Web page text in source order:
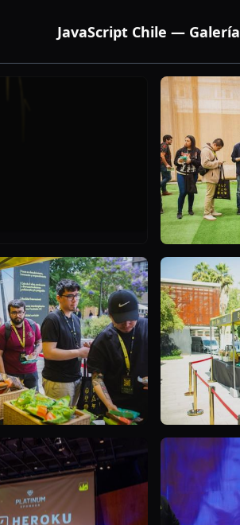
JavaScript Chile — Galería